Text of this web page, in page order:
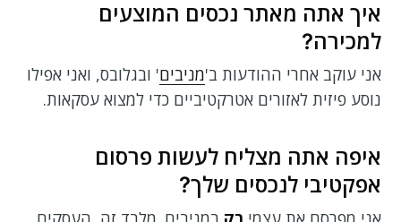
איך אתה מאתר נכסים המוצעים
למכירה?
אני עוקב אחרי ההודעות ב'מניבים' ובגלובס, ואני אפילו
נוסע פיזית לאזורים אטרקטיביים כדי למצוא עסקאות.
איפה אתה מצליח לעשות פרסום
אפקטיבי לנכסים שלך?